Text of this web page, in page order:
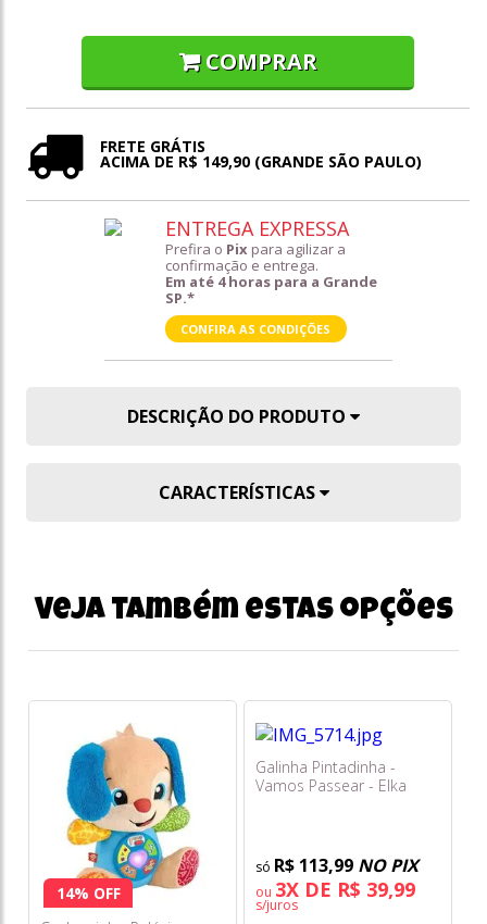
COMPRAR
FRETE GRÁTIS
ACIMA DE R$ 149,90 (GRANDE SÃO PAULO)
ENTREGA EXPRESSA
Prefira o Pix para agilizar a
confirmação e entrega.
Em até 4 horas para a Grande
SP.*
CONFIRA AS CONDIÇÕES
DESCRIÇÃO DO PRODUTO
CARACTERÍSTICAS
Veja também estas opções
14% OFF
Galinha Pintadinha -
Vamos Passear - Elka
R$ 113,99 NO PIX
ou 3X DE R$ 39,99
s/juros